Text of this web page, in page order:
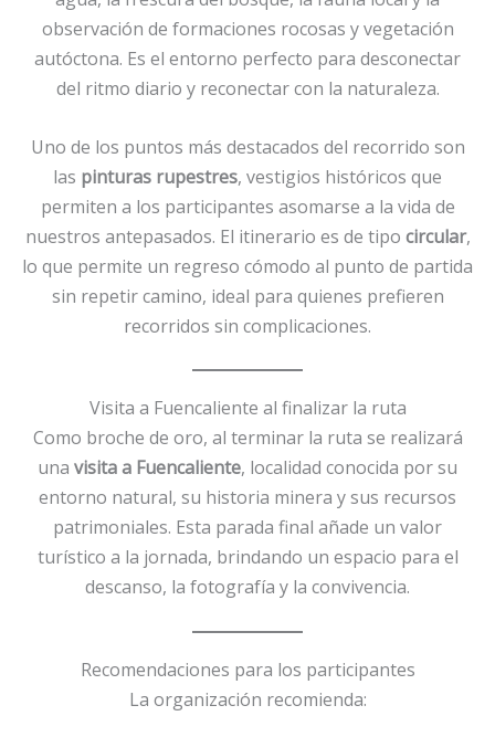
observación de formaciones rocosas y vegetación
autóctona. Es el entorno perfecto para desconectar
del ritmo diario y reconectar con la naturaleza.
Uno de los puntos más destacados del recorrido son
las pinturas rupestres, vestigios históricos que
permiten a los participantes asomarse a la vida de
nuestros antepasados. El itinerario es de tipo circular,
lo que permite un regreso cómodo al punto de partida
sin repetir camino, ideal para quienes prefieren
recorridos sin complicaciones.
Visita a Fuencaliente al finalizar la ruta
Como broche de oro, al terminar la ruta se realizará
una visita a Fuencaliente, localidad conocida por su
entorno natural, su historia minera y sus recursos
patrimoniales. Esta parada final añade un valor
turístico a la jornada, brindando un espacio para el
descanso, la fotografía y la convivencia.
Recomendaciones para los participantes
La organización recomienda: